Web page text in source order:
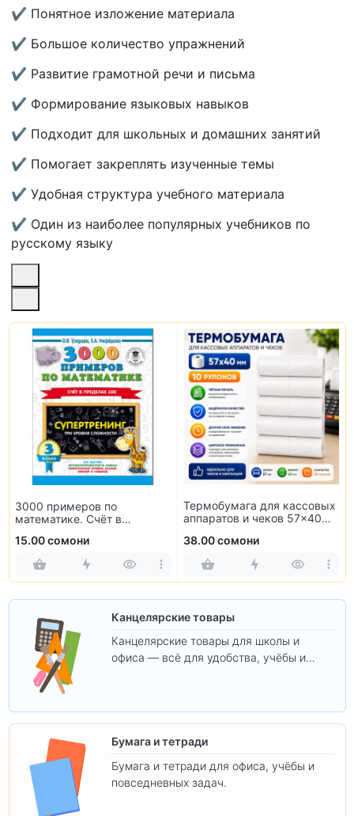
✔ Понятное изложение материала
✔ Большое количество упражнений
✔ Развитие грамотной речи и письма
✔ Формирование языковых навыков
✔ Подходит для школьных и домашних занятий
✔ Помогает закреплять изученные темы
✔ Удобная структура учебного материала
✔ Один из наиболее популярных учебников по
русскому языку
3000 примеров по
математике. Счёт в
15.00 сомони
Термобумага для кассовых
аппаратов и чеков 57×40
38.00 сомони
Канцелярские товары
Канцелярские товары для школы и
офиса — всё для удобства, учёбы и
Бумага и тетради
Бумага и тетради для офиса, учёбы и
повседневных задач.